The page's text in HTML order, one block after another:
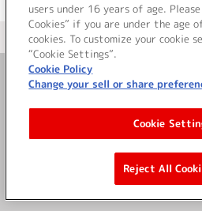
＜ カタログサイト ト
お問い合わ
サイト利用につ
©Bandai Namco Music
users under 16 years of age.
Cookies” if you are under the age
cookies. To customize your cookie
“Cookie Settings”.
Cookie Policy
Change your sell or share
Cookie
Reject All